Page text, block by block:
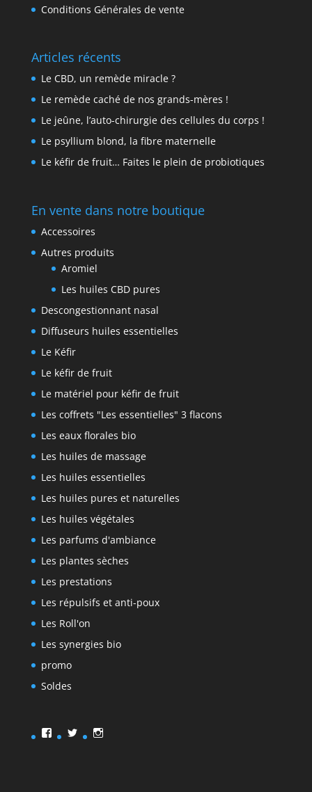
Conditions Générales de vente
Articles récents
Le CBD, un remède miracle ?
Le remède caché de nos grands-mères !
Le jeûne, l’auto-chirurgie des cellules du corps !
Le psyllium blond, la fibre maternelle
Le kéfir de fruit… Faites le plein de probiotiques
En vente dans notre boutique
Accessoires
Autres produits
Aromiel
Les huiles CBD pures
Descongestionnant nasal
Diffuseurs huiles essentielles
Le Kéfir
Le kéfir de fruit
Le matériel pour kéfir de fruit
Les coffrets "Les essentielles" 3 flacons
Les eaux florales bio
Les huiles de massage
Les huiles essentielles
Les huiles pures et naturelles
Les huiles végétales
Les parfums d'ambiance
Les plantes sèches
Les prestations
Les répulsifs et anti-poux
Les Roll'on
Les synergies bio
promo
Soldes
Facebook
TwitterInstagram